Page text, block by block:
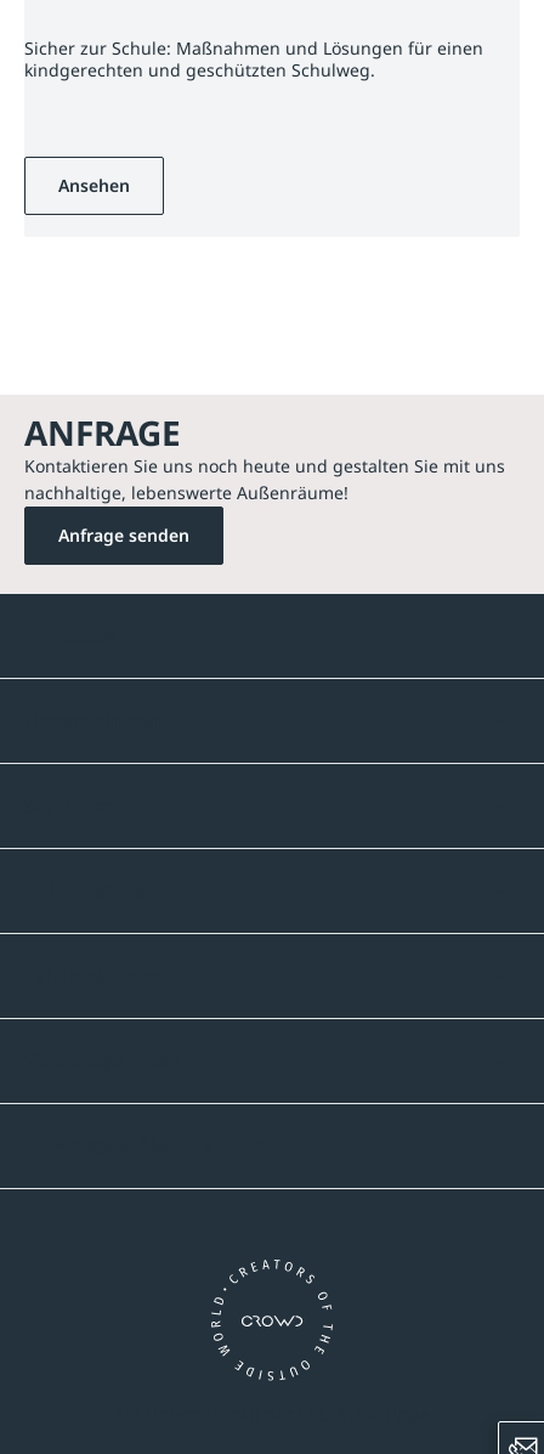
Sicher zur Schule: Maßnahmen und Lösungen für einen
kindgerechten und geschützten Schulweg.
Ansehen
ANFRAGE
Kontaktieren Sie uns noch heute und gestalten Sie mit uns
nachhaltige, lebenswerte Außenräume!
Anfrage senden